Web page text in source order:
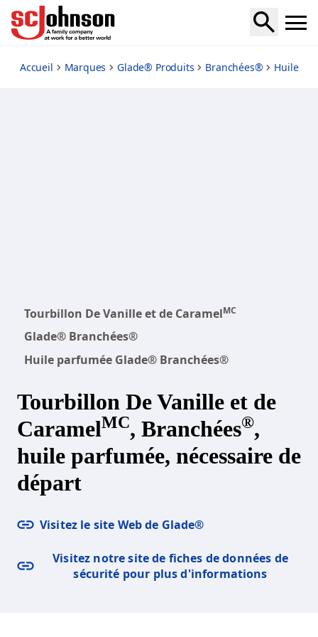
vanilla-caramel-twist-plugins-scented-oil-starter-kit
Accueil Marques Glade® Produits Branchées® Huile
Tourbillon De Vanille et de CaramelMC
Glade® Branchées®
Huile parfumée Glade® Branchées®
Tourbillon De Vanille et de
CaramelMC, Branchées®,
huile parfumée, nécessaire de
départ
Visitez le site Web de Glade®
Visitez notre site de fiches de données de
sécurité pour plus d'informations